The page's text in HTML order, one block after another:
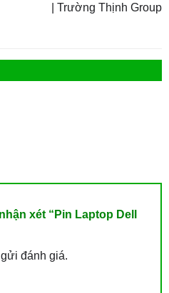
| Trường Thịnh Group
xét “Pin Laptop Dell
đánh giá.